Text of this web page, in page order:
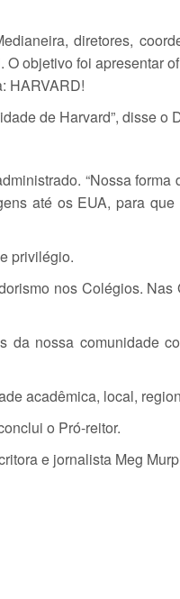
diretores,
objetivo foi apresentar
HARVARD!
de Harvard”, disse o
“Nossa forma
até os EUA, para
privilégio.
nos Colégios. Nas
da nossa comunidade
acadêmica, local,
o Pró-reitor.
e jornalista Meg